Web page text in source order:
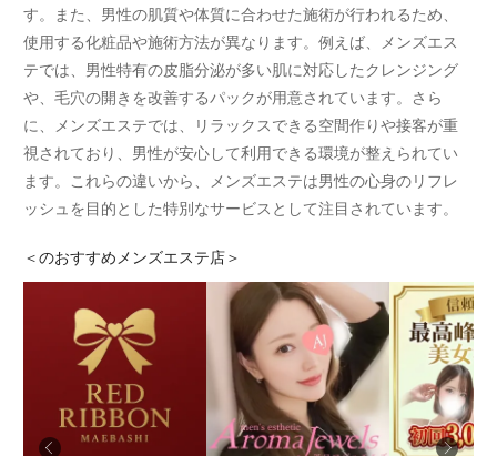
す。また、男性の肌質や体質に合わせた施術が行われるため、
使用する化粧品や施術方法が異なります。例えば、メンズエス
テでは、男性特有の皮脂分泌が多い肌に対応したクレンジング
や、毛穴の開きを改善するパックが用意されています。さら
に、メンズエステでは、リラックスできる空間作りや接客が重
視されており、男性が安心して利用できる環境が整えられてい
ます。これらの違いから、メンズエステは男性の心身のリフレ
ッシュを目的とした特別なサービスとして注目されています。
＜のおすすめメンズエステ店＞